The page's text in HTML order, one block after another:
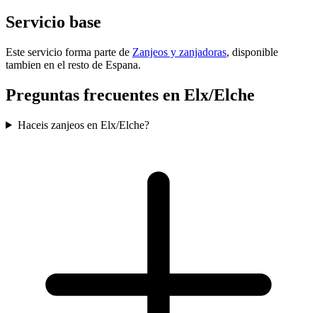
Servicio base
Este servicio forma parte de Zanjeos y zanjadoras, disponible
tambien en el resto de Espana.
Preguntas frecuentes en Elx/Elche
Haceis zanjeos en Elx/Elche?